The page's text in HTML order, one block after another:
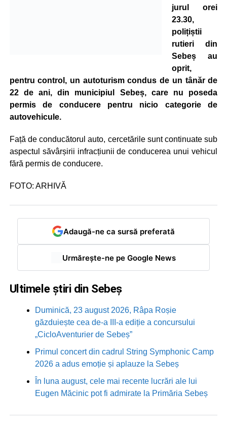
jurul orei
23.30,
polițiștii
rutieri din
Sebeș au
oprit,
pentru control, un autoturism condus de un tânăr de
22 de ani, din municipiul Sebeș, care nu poseda
permis de conducere pentru nicio categorie de
autovehicule.
Față de conducătorul auto, cercetările sunt continuate sub
aspectul săvârșirii infracțiunii de conducerea unui vehicul
fără permis de conducere.
FOTO: ARHIVĂ
Adaugă-ne ca sursă preferată
Urmărește-ne pe Google News
Ultimele știri din Sebeș
Duminică, 23 august 2026, Râpa Roșie
găzduiește cea de-a III-a ediție a concursului
„CicloAventurier de Sebeș”
Primul concert din cadrul String Symphonic Camp
2026 a adus emoție și aplauze la Sebeș
În luna august, cele mai recente lucrări ale lui
Eugen Măcinic pot fi admirate la Primăria Sebeș